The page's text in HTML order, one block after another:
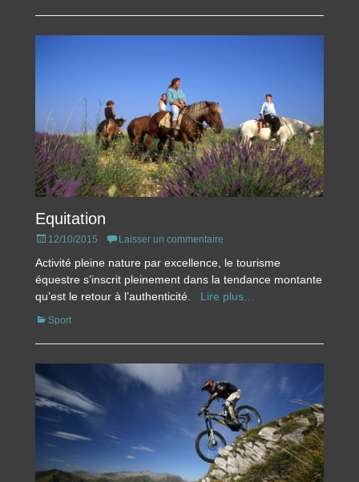
Equitation
Posted
12/10/2015 Laisser un commentaire
Activité pleine nature par excellence, le tourisme
équestre s’inscrit pleinement dans la tendance montante
qu’est le retour à l’authenticité. Lire plus…
Catégories
Sport